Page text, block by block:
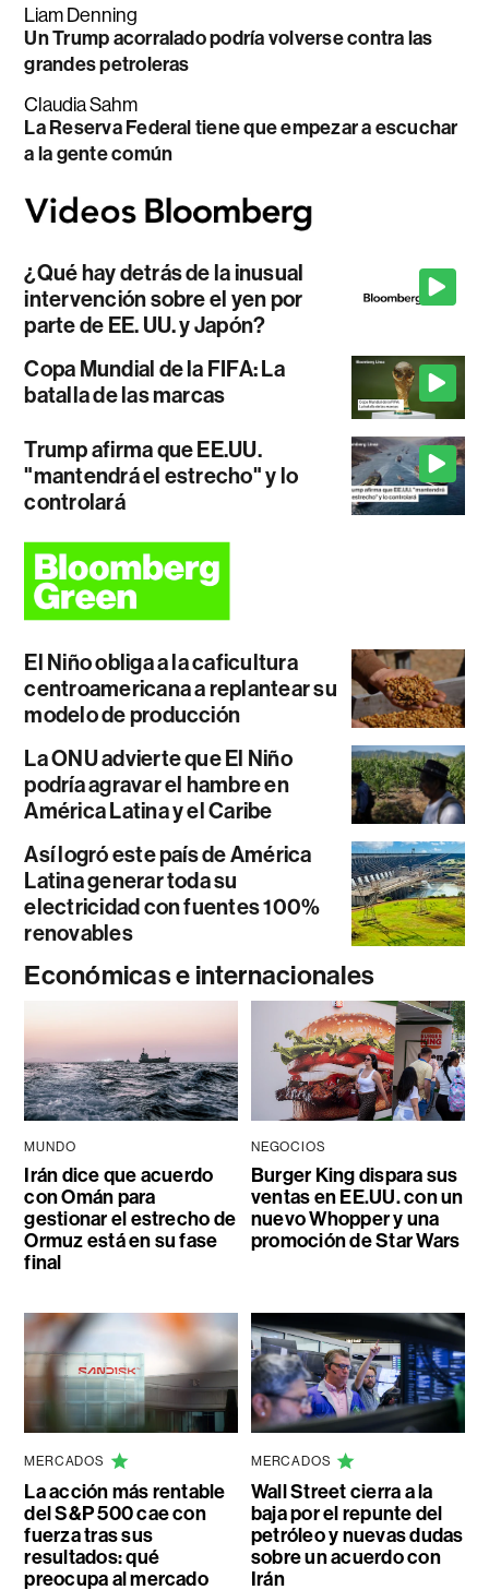
Liam Denning
Un Trump acorralado podría volverse contra las
grandes petroleras
Claudia Sahm
La Reserva Federal tiene que empezar a escuchar
a la gente común
¿Qué hay detrás de la inusual
intervención sobre el yen por
parte de EE. UU. y Japón?
Copa Mundial de la FIFA: La
batalla de las marcas
Trump afirma que EE.UU.
"mantendrá el estrecho" y lo
controlará
El Niño obliga a la caficultura
centroamericana a replantear su
modelo de producción
La ONU advierte que El Niño
podría agravar el hambre en
América Latina y el Caribe
Así logró este país de América
Latina generar toda su
electricidad con fuentes 100%
renovables
Económicas e internacionales
MUNDO
Irán dice que acuerdo
con Omán para
gestionar el estrecho de
Ormuz está en su fase
final
NEGOCIOS
Burger King dispara sus
ventas en EE.UU. con un
nuevo Whopper y una
promoción de Star Wars
MERCADOS
La acción más rentable
del S&P 500 cae con
fuerza tras sus
resultados: qué
preocupa al mercado
MERCADOS
Wall Street cierra a la
baja por el repunte del
petróleo y nuevas dudas
sobre un acuerdo con
Irán